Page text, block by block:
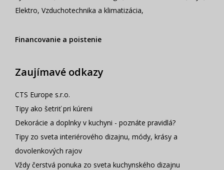
Elektro, Vzduchotechnika a klimatizácia,
Financovanie a poistenie
Zaujímavé odkazy
CTS Europe s.r.o.
Tipy ako šetriť pri kúreni
Dekorácie a doplnky v kuchyni - poznáte pravidlá?
Tipy zo sveta interiérového dizajnu, módy, krásy a
dovolenkových rajov
Vždy čerstvá ponuka zo sveta kuchynského dizajnu